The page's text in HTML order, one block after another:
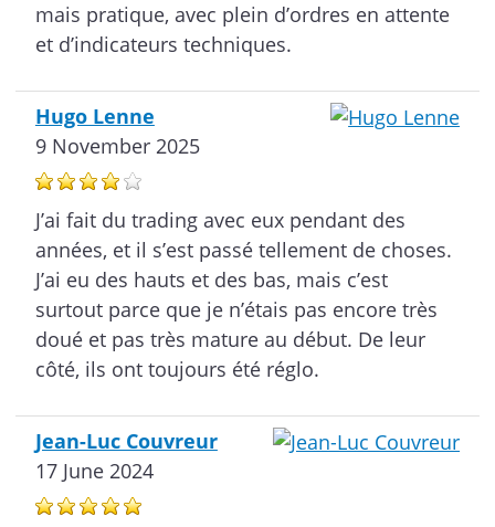
mais pratique, avec plein d’ordres en attente
et d’indicateurs techniques.
Hugo Lenne
9 November 2025
J’ai fait du trading avec eux pendant des
années, et il s’est passé tellement de choses.
J’ai eu des hauts et des bas, mais c’est
surtout parce que je n’étais pas encore très
doué et pas très mature au début. De leur
côté, ils ont toujours été réglo.
Jean-Luc Couvreur
17 June 2024